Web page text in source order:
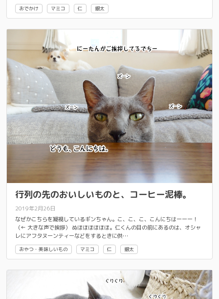
おでかけ マミコ 仁 銀太
行列の先のおいしいものと、コーヒー泥棒。
2019年2月26日
なぜかこちらを凝視しているギンちゃん。こ、こ、こ、こんにちはーーー！
（← 大きな声で挨拶） ぬほほほほほほ。仁くんの目の前にあるのは、オシャ
レにアフタヌーンティーなどをするときに供…
おやつ・美味しいもの マミコ 仁 銀太